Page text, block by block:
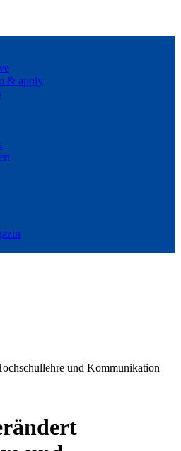
& apply
und Kommunikation